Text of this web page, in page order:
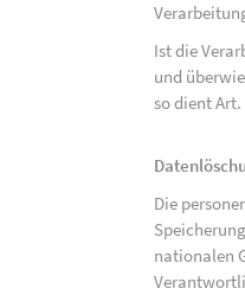
Ist die
und
so dient Art.
Die
nationalen